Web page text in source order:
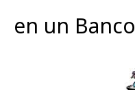
en un